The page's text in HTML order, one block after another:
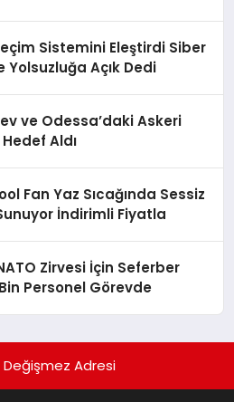
Sistemini Eleştirdi Siber
Yolsuzluğa Açık Dedi
ve Odessa’daki Askeri
Aldı
Fan Yaz Sıcağında Sessiz
İndirimli Fiyatla
Zirvesi İçin Seferber
Personel Görevde
Adresi